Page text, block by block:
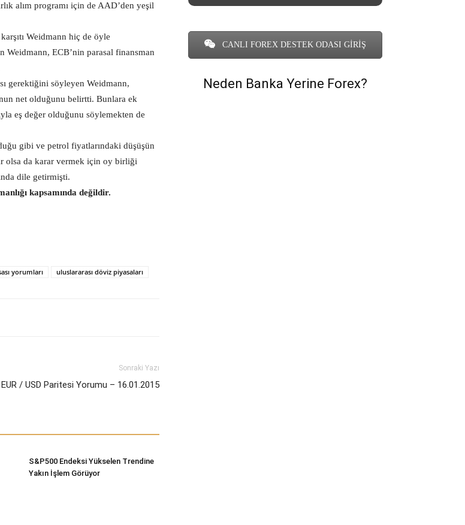
alım programı için de AAD’den yeşil
Weidmann hiç de öyle
Weidmann, ECB’nin parasal finansman
gerektiğini söyleyen Weidmann,
net olduğunu belirtti. Bunlara ek
eş değer olduğunu söylemekten de
gibi ve petrol fiyatlarındaki düşüşün
olsa da karar vermek için oy birliği
dile getirmişti.
kapsamında değildir.
yorumları uluslararası döviz piyasaları
Sonraki Yazı
EUR / USD Paritesi Yorumu – 16.01.2015
S&P500 Endeksi Yükselen Trendine
Yakın İşlem Görüyor
CANLI FOREX DESTEK ODASI GİRİŞ
Neden Banka Yerine Forex?